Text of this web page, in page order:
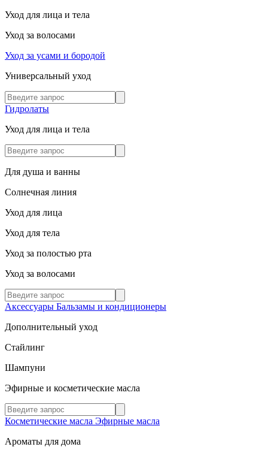
Уход для лица и тела
Уход за волосами
Уход за усами и бородой
Универсальный уход
Гидролаты
Уход для лица и тела
Для душа и ванны
Солнечная линия
Уход для лица
Уход для тела
Уход за полостью рта
Уход за волосами
Аксессуары Бальзамы и кондиционеры
Дополнительный уход
Стайлинг
Шампуни
Эфирные и косметические масла
Косметические масла Эфирные масла
Ароматы для дома